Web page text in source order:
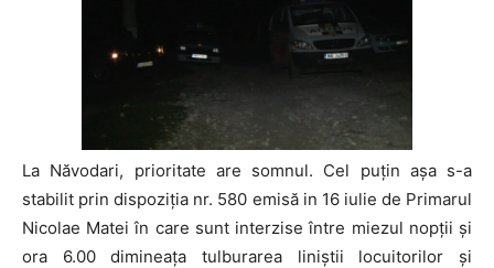
La Năvodari, prioritate are somnul. Cel puțin așa s-a
stabilit prin dispoziția nr. 580 emisă in 16 iulie de Primarul
Nicolae Matei în care sunt interzise între miezul nopții și
ora 6.00 dimineața tulburarea liniștii locuitorilor și